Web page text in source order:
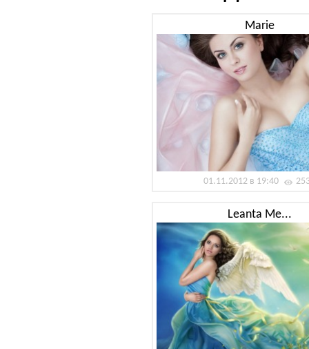
Marie
01.11.2012 в 19:40
Leanta Me...